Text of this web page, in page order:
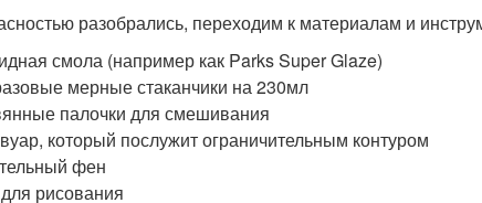
разобрались, переходим к материалам и
смола (например как Parks Super Glaze)
мерные стаканчики на 230мл
палочки для смешивания
который послужит ограничительным контуром
фен
рисования